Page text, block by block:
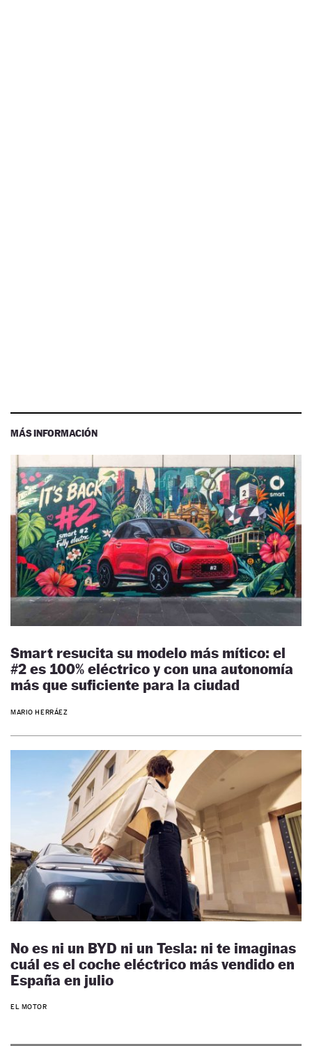
MÁS INFORMACIÓN
Smart resucita su modelo más mítico: el
#2 es 100% eléctrico y con una autonomía
más que suficiente para la ciudad
MARIO HERRÁEZ
No es ni un BYD ni un Tesla: ni te imaginas
cuál es el coche eléctrico más vendido en
España en julio
EL MOTOR